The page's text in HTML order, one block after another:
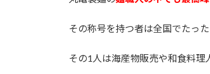
その称号を持つ者は全国でたっ
その1人は海産物販売や和食料理